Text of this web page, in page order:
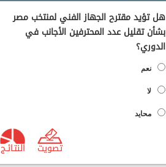
هل تؤيد مقترح الجهاز الفني لمنتخب مصر
بشأن تقليل عدد المحترفين الأجانب في
الدوري؟
نعم
لا
محايد
النتـائـج تصويت